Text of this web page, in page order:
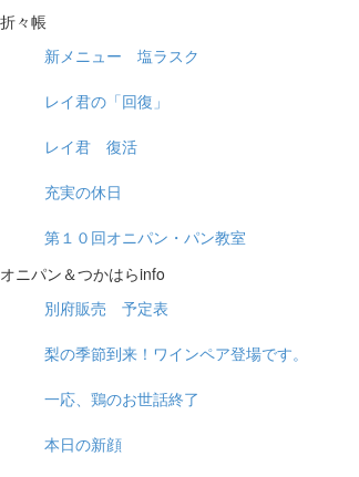
折々帳
新メニュー 塩ラスク
レイ君の「回復」
レイ君 復活
充実の休日
第１０回オニパン・パン教室
オニパン＆つかはらinfo
別府販売 予定表
梨の季節到来！ワインペア登場です。
一応、鶏のお世話終了
本日の新顔